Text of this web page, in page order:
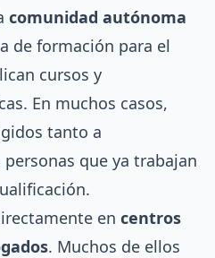
comunidad autónoma
de formación para el
cursos y
En muchos casos,
tanto a
que ya trabajan
en centros
. Muchos de ellos